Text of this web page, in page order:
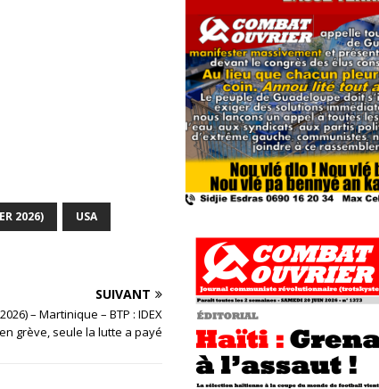
2026) USA
SUIVANT
– Martinique – BTP : IDEX
grève, seule la lutte a payé